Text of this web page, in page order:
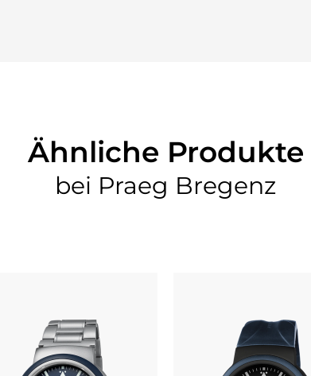
Ähnliche Produkte
bei Praeg Bregenz